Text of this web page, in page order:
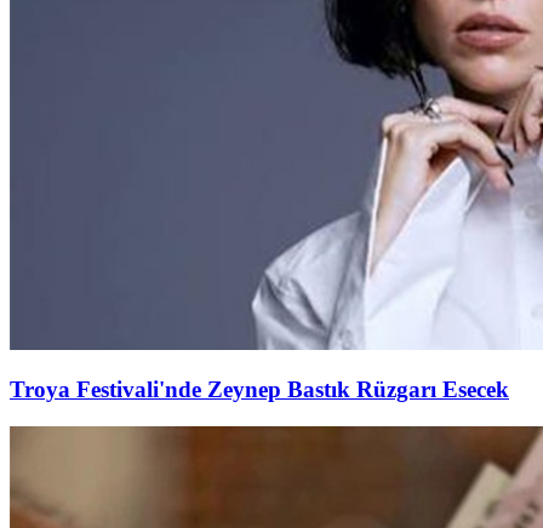
Troya Festivali'nde Zeynep Bastık Rüzgarı Esecek